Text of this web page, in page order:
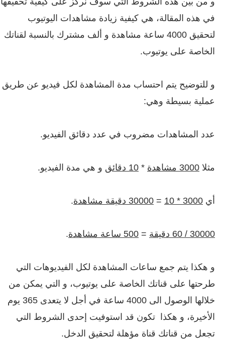
في هذه المقالة، هي كيفية زيادة مشاهدات اليوتيوب
لتحقيق 4000 ساعة مشاهدة و ألف مشترك بالنسبة لقناتك
الخاصة على يوتيوب.
و للتوضيح يتم احتساب مدة المشاهدة لكل فيديو عن طريق
عملية بسيطة وهي:
عدد المشاهدات مضروب في عدد دقائق الفيديو.
مثلا 3000 مشاهدة * 10 دقائق و هي مدة الفيديو.
أي 3000 * 10
= 30000 دقيقة مشاهدة .
30000 / 60 دقيقة = 500 ساعة مشاهدة .
و هكذا يتم جمع ساعات المشاهدة لكل الفيديوهات التي
طرحتها على قناتك الخاصة على يوتيوب، و التي يمكن من
خلالها الوصول الى 4000 ساعة في أجل لا يتعدى 365 يوم
الأخيرة، و هكذا تكون قد استوفيت إحدى الشروط التي
تجعل من قناتك قناة مؤهلة لتحقيق الدخل.